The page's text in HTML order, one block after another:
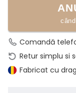
Comandă
Retur simplu si
Fabricat cu